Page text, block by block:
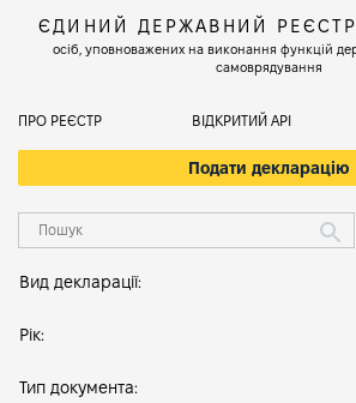
ЄДИНИЙ ДЕРЖАВНИЙ РЕЄСТР
осіб, уповноважених на виконання функцій
самоврядування
ПРО РЕЄСТР ВІДКРИТИЙ АРІ
Подати декларацію
Вид декларації:
Рік:
Тип документа: